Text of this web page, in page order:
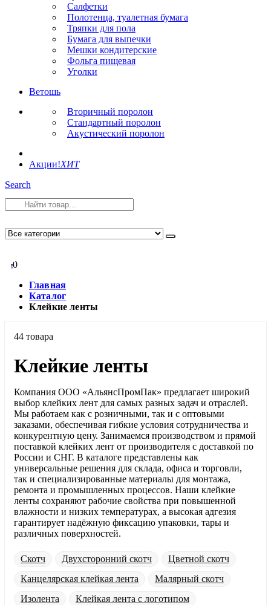
Салфетки
Полотенца, туалетная бумага
Тряпки для пола
Бумага для выпечки
Мешки кондитерские
Фольга пищевая
Уголки
Ветошь
Вторичный поролон
Стандартный поролон
Акустический поролон
Акции!ХИТ
Search
00
Главная
Каталог
Клейкие ленты
44 товара
Клейкие ленты
Компания ООО «АльянсПромПак» предлагает широкий
выбор клейких лент для самых разных задач и отраслей.
Мы работаем как с розничными, так и с оптовыми
заказами, обеспечивая гибкие условия сотрудничества и
конкурентную цену. Занимаемся производством и прямой
поставкой клейких лент от производителя с доставкой по
России и СНГ. В каталоге представлены как
универсальные решения для склада, офиса и торговли,
так и специализированные материалы для монтажа,
ремонта и промышленных процессов. Наши клейкие
ленты сохраняют рабочие свойства при повышенной
влажности и низких температурах, а высокая адгезия
гарантирует надёжную фиксацию упаковки, тары и
различных поверхностей.
Скотч Двухсторонний скотч
Цветной скотч
Канцелярская клейкая лента
Малярный скотч
Изолента
Клейкая лента с логотипом